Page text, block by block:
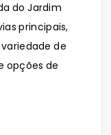
do Jardim
principais,
de
opções de